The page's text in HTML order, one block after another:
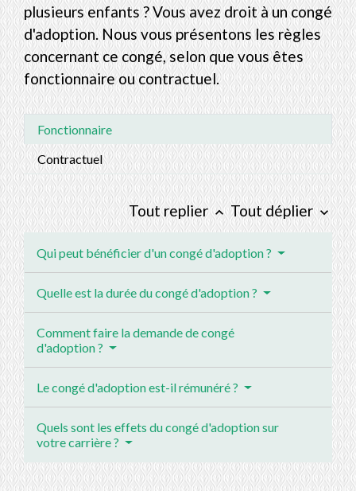
plusieurs enfants ? Vous avez droit à un congé
d'adoption. Nous vous présentons les règles
concernant ce congé, selon que vous êtes
fonctionnaire ou contractuel.
Fonctionnaire
Contractuel
Tout replier keyboard_arrow_up Tout déplier keyboard_arrow_down
Qui peut bénéficier d'un congé d'adoption ?
Quelle est la durée du congé d'adoption ?
Comment faire la demande de congé
d'adoption ?
Le congé d'adoption est-il rémunéré ?
Quels sont les effets du congé d'adoption sur
votre carrière ?